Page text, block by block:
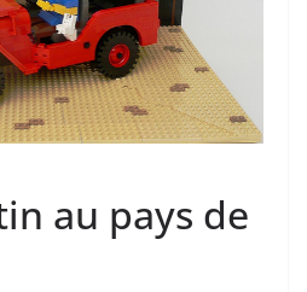
au pays de